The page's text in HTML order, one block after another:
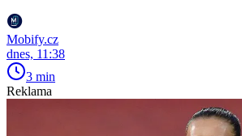
Mobify.cz
dnes, 11:38
3 min
Reklama